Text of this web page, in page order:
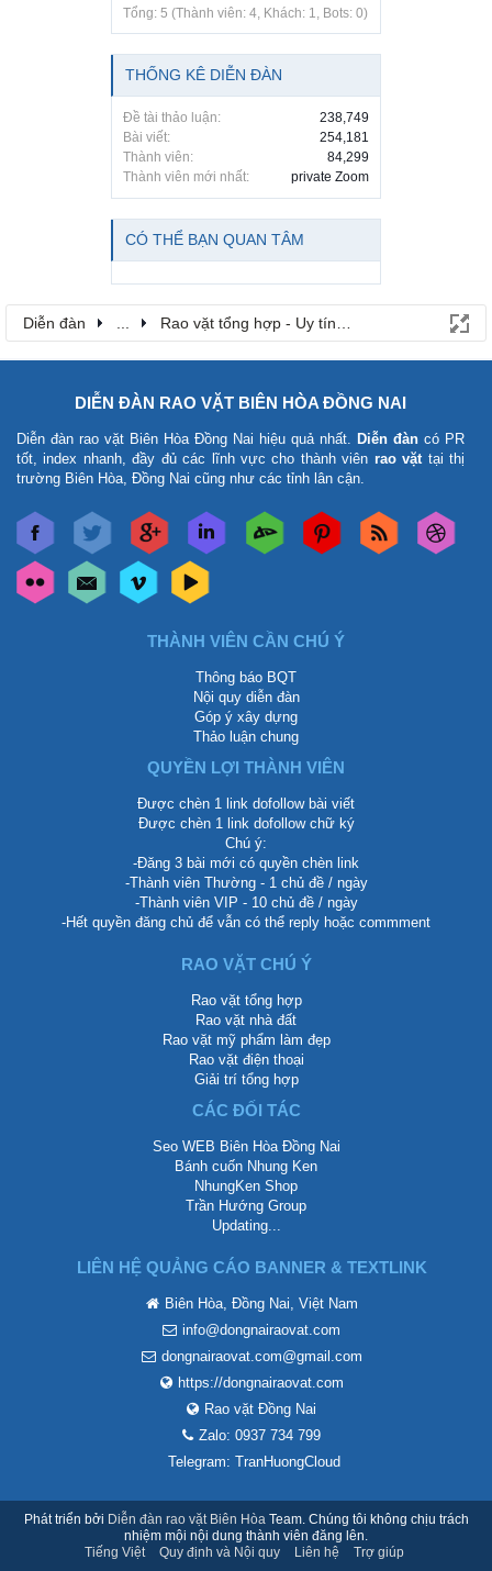
Tổng: 5 (Thành viên: 4, Khách: 1, Bots: 0)
THỐNG KÊ DIỄN ĐÀN
Đề tài thảo luận:
238,749
Bài viết:
254,181
Thành viên:
84,299
Thành viên mới nhất:
private Zoom
CÓ THỂ BẠN QUAN TÂM
Diễn đàn Rao vặt tổng hợp - Uy tín - Miễn phí
DIỄN ĐÀN RAO VẶT BIÊN HÒA ĐỒNG NAI
Diễn đàn rao vặt Biên Hòa Đồng Nai hiệu quả nhất. Diễn đàn có PR
tốt, index nhanh, đầy đủ các lĩnh vực cho thành viên rao vặt tại thị
trường Biên Hòa, Đồng Nai cũng như các tỉnh lân cận.
THÀNH VIÊN CẦN CHÚ Ý
Thông báo BQT
Nội quy diễn đàn
Góp ý xây dựng
Thảo luận chung
QUYỀN LỢI THÀNH VIÊN
Được chèn 1 link dofollow bài viết
Được chèn 1 link dofollow chữ ký
Chú ý:
-Đăng 3 bài mới có quyền chèn link
-Thành viên Thường - 1 chủ đề / ngày
-Thành viên VIP - 10 chủ đề / ngày
-Hết quyền đăng chủ để vẫn có thể reply hoặc commment
RAO VẶT CHÚ Ý
Rao vặt tổng hợp
Rao vặt nhà đất
Rao vặt mỹ phẩm làm đẹp
Rao vặt điện thoại
Giải trí tổng hợp
CÁC ĐỐI TÁC
Seo WEB Biên Hòa Đồng Nai
Bánh cuốn Nhung Ken
NhungKen Shop
Trần Hướng Group
Updating...
LIÊN HỆ QUẢNG CÁO BANNER & TEXTLINK
Biên Hòa, Đồng Nai, Việt Nam
info@dongnairaovat.com
dongnairaovat.com@gmail.com
https://dongnairaovat.com
Rao vặt Đồng Nai
Zalo: 0937 734 799
Telegram: TranHuongCloud
Phát triển bởi Diễn đàn rao vặt Biên Hòa Team. Chúng tôi không chịu trách
nhiệm mội nội dung thành viên đăng lên.
Tiếng Việt
Quy định và Nội quy Liên hệ Trợ giúp